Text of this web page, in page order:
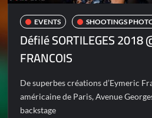
EVENTS SHOOTINGS
Défilé SORTILEGES 2018
FRANCOIS
De superbes créations d’Eymeric
américaine de Paris, Avenue
backstage